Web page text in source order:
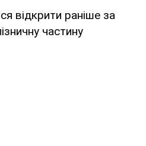
відкрити раніше за
частину